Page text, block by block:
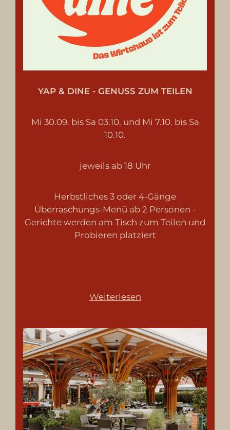
YAP & DINE - GENUSS ZUM TEILEN
Mi 30.09. bis Sa 03.10. und Mi 7.10. bis Sa
10.10.
jeweils ab 18 Uhr
Herbstliches 3 oder 4-Gänge
Überraschungs-Menü ab 2 Personen -
Gerichte werden am Tisch zum Teilen und
Probieren platziert
Weiterlesen